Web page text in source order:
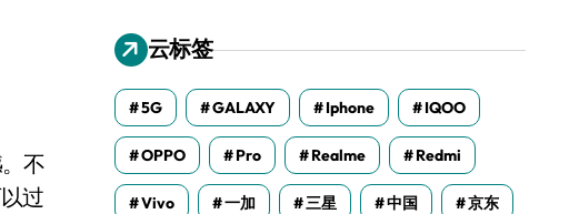
不
过
云标签
5G GALAXY Iphone IQOO
OPPO Pro Realme Redmi
Vivo 一加 三星 中国 京东